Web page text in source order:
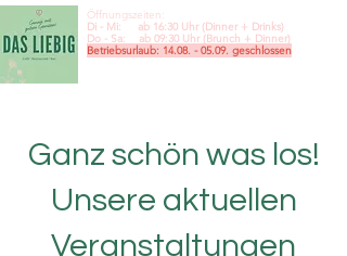
Öffnungszeiten:
Di - Mi: ab 16:30 Uhr (Dinner + Drinks)
Do - Sa: ab 09:30 Uhr (Brunch + Dinner)
Betriebsurlaub: 14.08. - 05.09. geschlossen
Ganz schön was los!
Unsere aktuellen
Veranstaltungen